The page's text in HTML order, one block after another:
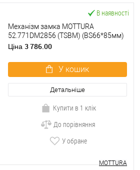
В наявності
Механізм замка MOTTURA
52.771DM2856 (TSBM) (BS66*85мм)
ключ 60мм
Ціна 3 786.00
У кошик
Детальніше
Купити в 1 клік
До порівняння
У обране
MOTTURA